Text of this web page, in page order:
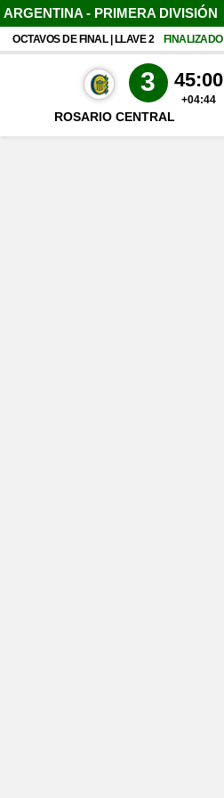
ARGENTINA - PRIMERA DIVISIÓN
OCTAVOS DE FINAL | LLAVE 2 FINALIZADO
ROSARIO CENTRAL
3 45:00
+04:44